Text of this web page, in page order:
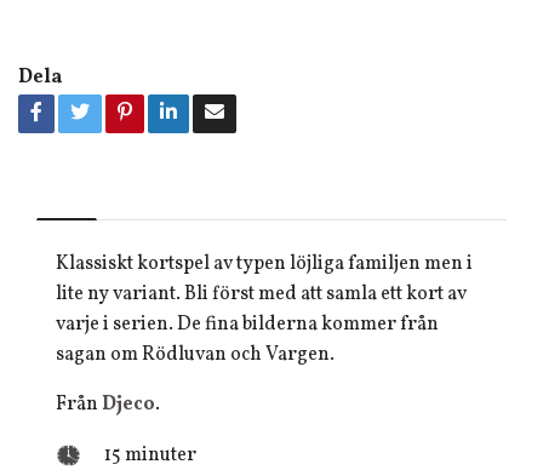
Dela
Klassiskt kortspel av typen löjliga familjen men i
lite ny variant. Bli först med att samla ett kort av
varje i serien. De fina bilderna kommer från
sagan om Rödluvan och Vargen.
FrånDjeco.
15 minuter